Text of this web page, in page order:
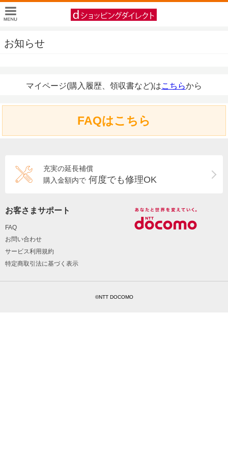
お知らせ
マイページ(購入履歴、領収書など)はこちらから
FAQはこちら
充実の延長補償
購入金額内で 何度でも修理OK
お客さまサポート
FAQ
お問い合わせ
サービス利用規約
特定商取引法に基づく表示
©NTT DOCOMO